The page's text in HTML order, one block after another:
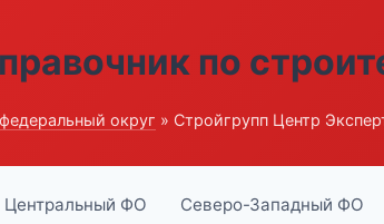
по
округ » Стройгрупп Центр
Центральный ФО Северо-Западный ФО